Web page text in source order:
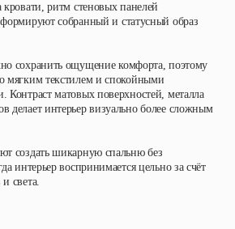
ритм стеновых панелей
собранный и статусный образ
сохранить ощущение комфорта, поэтому
мягким текстилем и спокойными
Контраст матовых поверхностей, металла
делает интерьер визуально более сложным
создать шикарную спальню без
интерьер воспринимается цельно за счёт
света.